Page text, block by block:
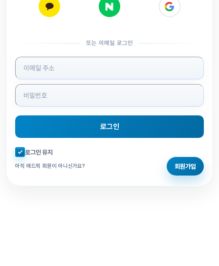
또는 이메일 로그인
로그인 정보 입력
로그인
자동로그인 체크
로그인 유지
아직 애드픽 회원이 아니신가요? 회원가입